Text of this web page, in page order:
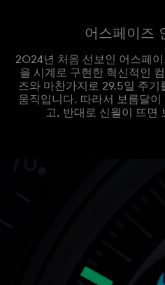
어스페이즈
2024년 처음 선보인 어스페
을 시계로 구현한 혁신적인
즈와 마찬가지로 29.5일 주기
움직입니다. 따라서 보름달이
고, 반대로 신월이 뜨면